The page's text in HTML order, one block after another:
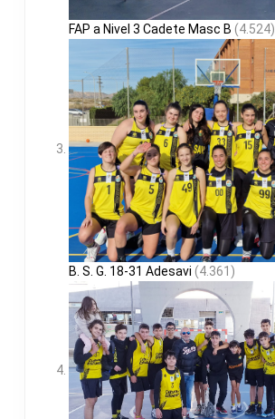
FAP a Nivel 3 Cadete Masc B (4.524)
B. S. G. 18-31 Adesavi (4.361)